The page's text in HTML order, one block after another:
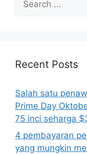
for:
Recent Posts
Salah satu
Prime Day
75 inci seharga
4 pembayaran
yang mungkin